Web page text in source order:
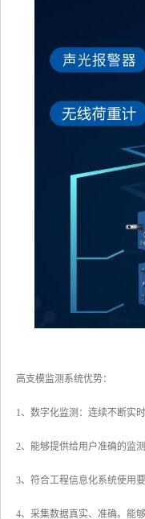
高支模监测系统优势：
1、数字化监测：连续不断实
2、能够提供给用户准确的监
3、符合工程信息化系统使用
4、采集数据真实、准确。能